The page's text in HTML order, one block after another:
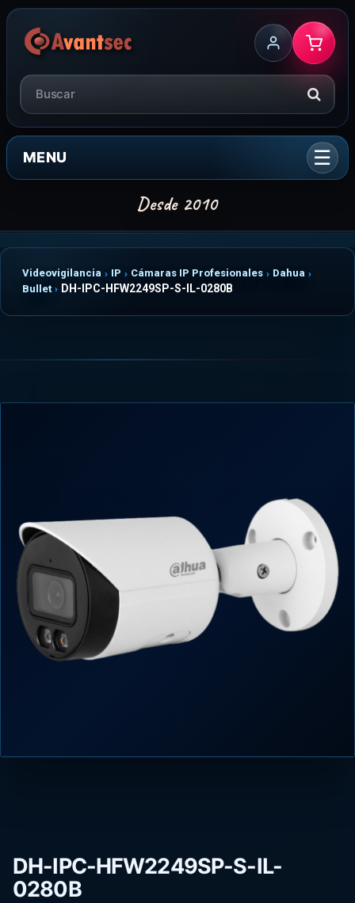
MENU
Videovigilancia IP Cámaras IP Profesionales
Dahua
Bullet
DH-IPC-HFW2249SP-S-IL-0280B
DH-IPC-HFW2249SP-S-IL-
0280B